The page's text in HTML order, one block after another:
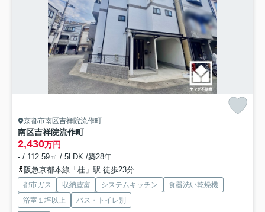
京都市南区吉祥院流作町
南区吉祥院流作町
2,430万円
- / 112.59㎡ / 5LDK /築28年
阪急京都本線「桂」駅 徒歩23分
都市ガス 収納豊富 システムキッチン
食器洗い乾燥機
浴室１坪以上
バス・トイレ別